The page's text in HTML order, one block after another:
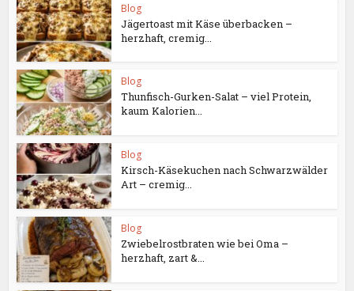
Blog
Jägertoast mit Käse überbacken –
herzhaft, cremig...
Blog
Thunfisch-Gurken-Salat – viel Protein,
kaum Kalorien...
Blog
Kirsch-Käsekuchen nach Schwarzwälder
Art – cremig...
Blog
Zwiebelrostbraten wie bei Oma –
herzhaft, zart &...